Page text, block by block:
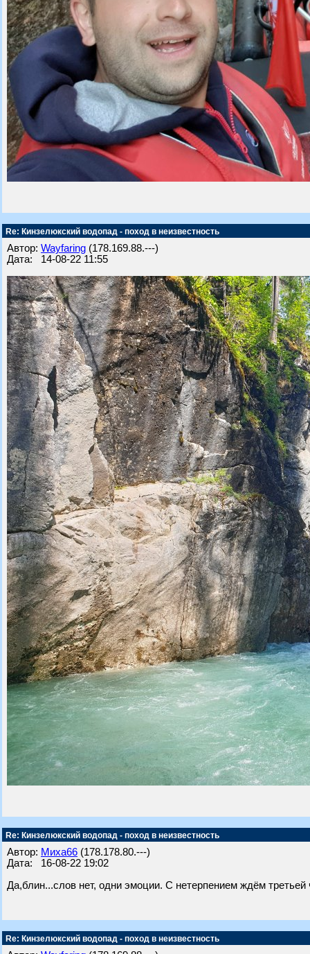
Re: Кинзелюкский водопад - поход в неизвестность
Автор: Wayfaring (178.169.88.---)
Дата: 14-08-22 11:55
Re: Кинзелюкский водопад - поход в неизвестность
Автор: Миха66 (178.178.80.---)
Дата: 16-08-22 19:02
Да,блин...слов нет, одни эмоции. С нетерпением ждём
Re: Кинзелюкский водопад - поход в неизвестность